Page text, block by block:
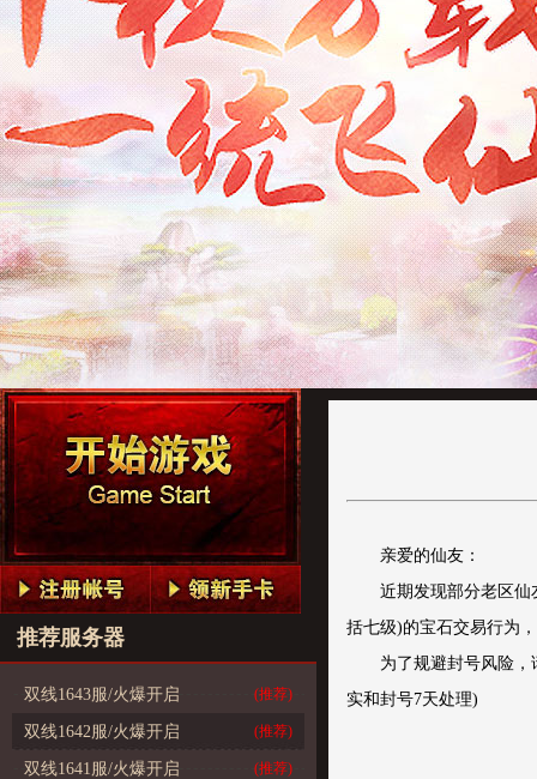
推荐服务器
双线1643服/火爆开启 (推荐)
双线1642服/火爆开启 (推荐)
双线1641服/火爆开启 (推荐)
亲爱的仙友：
近期发现部分老区仙
括七级)的宝石交易行为
为了规避封号风险
实和封号7天处理)